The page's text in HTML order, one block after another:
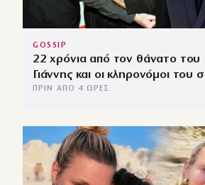
GOSSIP
22 χρόνια από τον θάνατο
Γιάννης και οι κληρονόμοι του
ΠΡΙΝ ΑΠΌ 4 ΏΡΕΣ